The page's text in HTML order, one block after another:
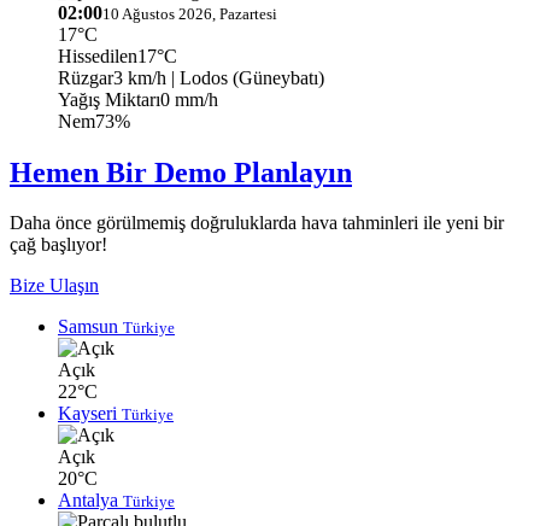
02:0010 Ağustos 2026, Pazartesi
17°C
Hissedilen17°C
Rüzgar3 km/h | Lodos (Güneybatı)
Yağış Miktarı0 mm/h
Nem73%
Hemen Bir Demo Planlayın
Daha önce görülmemiş doğruluklarda hava tahminleri ile yeni bir
çağ başlıyor!
Bize Ulaşın
Samsun Türkiye
Açık
22°C
Kayseri Türkiye
Açık
20°C
Antalya Türkiye